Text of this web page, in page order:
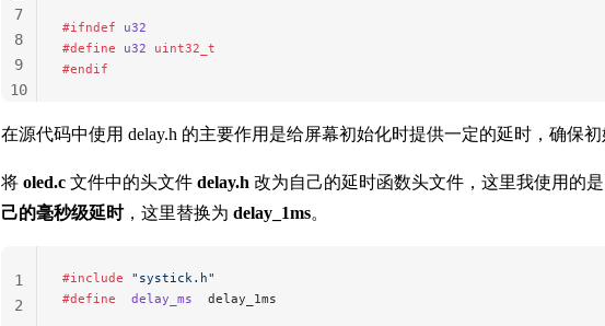
#ifndef u32
#define u32 uint32_t
#endif
7
8
9
10
在源代码中使用 delay.h 的主要作用是给屏幕初始化时提供一定的延时，确保
将 oled.c 文件中的头文件 delay.h 改为自己的延时函数头文件，这里我使用的
己的毫秒级延时，这里替换为 delay_1ms。
#include "systick.h"
#define
  delay_ms
  delay_1ms
1
2